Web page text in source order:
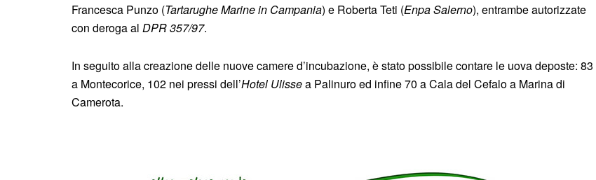
Francesca Punzo (Tartarughe Marine in Campania) e Roberta Teti (Enpa Salerno), entrambe autorizzate
con deroga al DPR 357/97.
In seguito alla creazione delle nuove camere d’incubazione, è stato possibile contare le uova deposte: 83
a Montecorice, 102 nei pressi dell’Hotel Ulissea Palinuro ed infine 70 a Cala del Cefalo a Marina di
Camerota.